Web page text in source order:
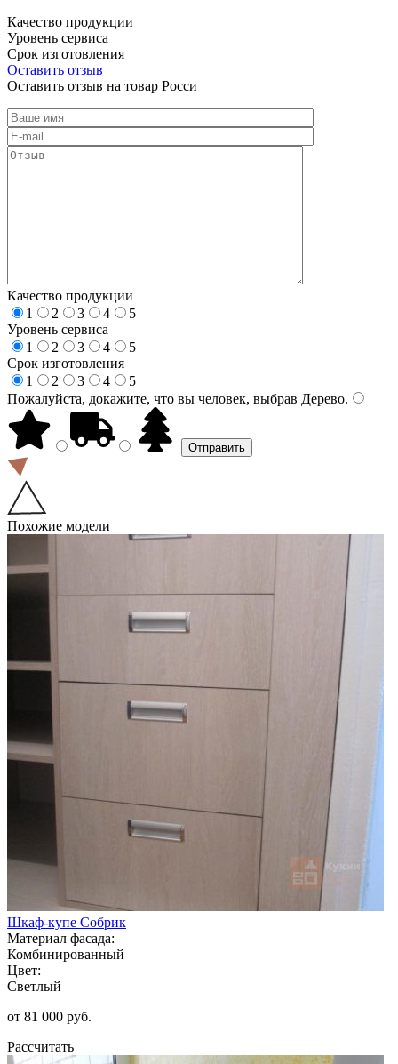
Качество продукции
Уровень сервиса
Срок изготовления
Оставить отзыв
Оставить отзыв на товар Росси
Качество продукции
1
2 3 4
5
Уровень сервиса
1
2 3 4
5
Срок изготовления
1
2 3 4
5
Пожалуйста, докажите, что вы человек, выбрав Дерево.
Похожие модели
Шкаф-купе Собрик
Материал фасада:
Комбинированный
Цвет:
Светлый
от 81 000 руб.
Рассчитать